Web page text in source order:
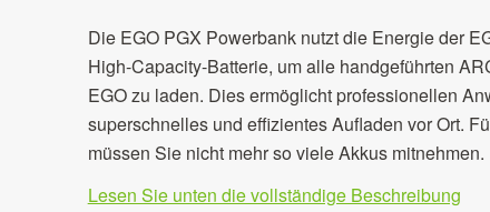
Die EGO PGX Powerbank nutzt die Energie der
High-Capacity-Batterie, um alle handgeführten
EGO zu laden. Dies ermöglicht professionellen
superschnelles und effizientes Aufladen vor Ort.
müssen Sie nicht mehr so viele Akkus mitnehmen.
Lesen Sie unten die vollständige Beschreibung